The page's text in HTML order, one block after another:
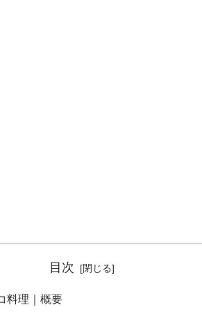
目次
料理｜概要